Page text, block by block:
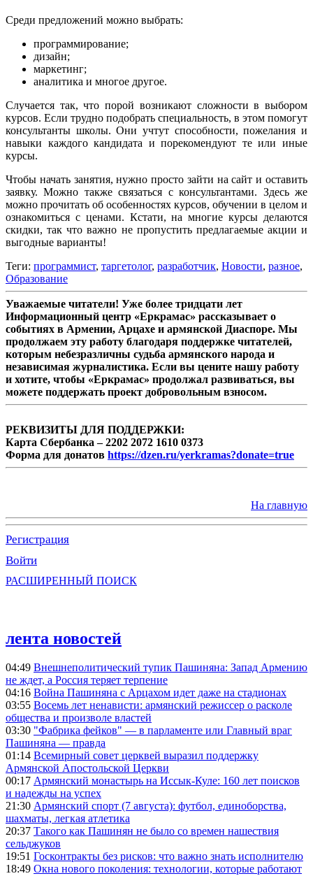
Среди предложений можно выбрать:
программирование;
дизайн;
маркетинг;
аналитика и многое другое.
Случается так, что порой возникают сложности в выбором
курсов. Если трудно подобрать специальность, в этом помогут
консультанты школы. Они учтут способности, пожелания и
навыки каждого кандидата и порекомендуют те или иные
курсы.
Чтобы начать занятия, нужно просто зайти на сайт и оставить
заявку. Можно также связаться с консультантами. Здесь же
можно прочитать об особенностях курсов, обучении в целом и
ознакомиться с ценами. Кстати, на многие курсы делаются
скидки, так что важно не пропустить предлагаемые акции и
выгодные варианты!
Теги: программист, таргетолог, разработчик, Новости, разное,
Образование
Уважаемые читатели! Уже более тридцати лет
Информационный центр «Еркрамас» рассказывает о
событиях в Армении, Арцахе и армянской Диаспоре. Мы
продолжаем эту работу благодаря поддержке читателей,
которым небезразличны судьба армянского народа и
независимая журналистика. Если вы цените нашу работу
и хотите, чтобы «Еркрамас» продолжал развиваться, вы
можете поддержать проект добровольным взносом.
РЕКВИЗИТЫ ДЛЯ ПОДДЕРЖКИ:
Карта Сбербанка – 2202 2072 1610 0373
Форма для донатов https://dzen.ru/yerkramas?donate=true
На главную
Регистрация
Войти
РАСШИРЕННЫЙ ПОИСК
лента новостей
04:49 Внешнеполитический тупик Пашиняна: Запад Армению
не ждет, а Россия теряет терпение
04:16 Война Пашиняна с Арцахом идет даже на стадионах
03:55 Восемь лет ненависти: армянский режиссер о расколе
общества и произволе властей
03:30 "Фабрика фейков" — в парламенте или Главный враг
Пашиняна — правда
01:14 Всемирный совет церквей выразил поддержку
Армянской Апостольской Церкви
00:17 Армянский монастырь на Иссык-Куле: 160 лет поисков
и надежды на успех
21:30 Армянский спорт (7 августа): футбол, единоборства,
шахматы, легкая атлетика
20:37 Такого как Пашинян не было со времен нашествия
сельджуков
19:51 Госконтракты без рисков: что важно знать исполнителю
18:49 Окна нового поколения: технологии, которые работают